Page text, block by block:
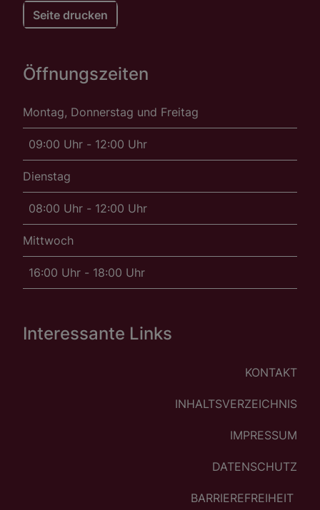
Seite drucken
Öffnungszeiten
Montag, Donnerstag und Freitag
09:00 Uhr - 12:00 Uhr
Dienstag
08:00 Uhr - 12:00 Uhr
Mittwoch
16:00 Uhr - 18:00 Uhr
Interessante Links
KONTAKT
INHALTSVERZEICHNIS
IMPRESSUM
DATENSCHUTZ
BARRIEREFREIHEIT